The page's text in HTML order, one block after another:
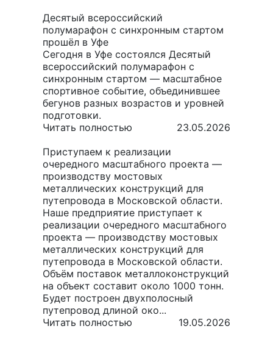
Десятый всероссийский
полумарафон с синхронным стартом
прошёл в Уфе
Сегодня в Уфе состоялся Десятый
всероссийский полумарафон с
синхронным стартом — масштабное
спортивное событие, объединившее
бегунов разных возрастов и уровней
подготовки.
Читать полностью
23.05.2026
Приступаем к реализации
очередного масштабного проекта —
производству мостовых
металлических конструкций для
путепровода в Московской области.
Наше предприятие приступает к
реализации очередного масштабного
проекта — производству мостовых
металлических конструкций для
путепровода в Московской области.
Объём поставок металлоконструкций
на объект составит около 1000 тонн.
Будет построен двухполосный
путепровод длиной око...
Читать полностью
19.05.2026